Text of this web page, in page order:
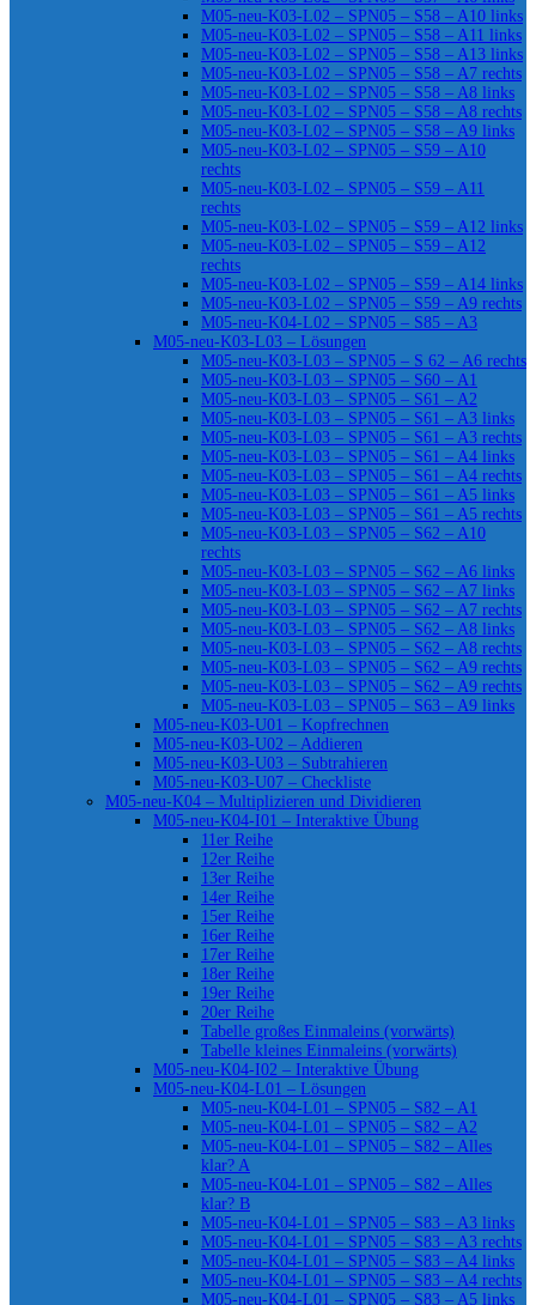
M05-neu-K03-L02 – SPN05 – S58 – A10 links
M05-neu-K03-L02 – SPN05 – S58 – A11 links
M05-neu-K03-L02 – SPN05 – S58 – A13 links
M05-neu-K03-L02 – SPN05 – S58 – A7 rechts
M05-neu-K03-L02 – SPN05 – S58 – A8 links
M05-neu-K03-L02 – SPN05 – S58 – A8 rechts
M05-neu-K03-L02 – SPN05 – S58 – A9 links
M05-neu-K03-L02 – SPN05 – S59 – A10
rechts
M05-neu-K03-L02 – SPN05 – S59 – A11
rechts
M05-neu-K03-L02 – SPN05 – S59 – A12 links
M05-neu-K03-L02 – SPN05 – S59 – A12
rechts
M05-neu-K03-L02 – SPN05 – S59 – A14 links
M05-neu-K03-L02 – SPN05 – S59 – A9 rechts
M05-neu-K04-L02 – SPN05 – S85 – A3
M05-neu-K03-L03 – Lösungen
M05-neu-K03-L03 – SPN05 – S 62 – A6 rechts
M05-neu-K03-L03 – SPN05 – S60 – A1
M05-neu-K03-L03 – SPN05 – S61 – A2
M05-neu-K03-L03 – SPN05 – S61 – A3 links
M05-neu-K03-L03 – SPN05 – S61 – A3 rechts
M05-neu-K03-L03 – SPN05 – S61 – A4 links
M05-neu-K03-L03 – SPN05 – S61 – A4 rechts
M05-neu-K03-L03 – SPN05 – S61 – A5 links
M05-neu-K03-L03 – SPN05 – S61 – A5 rechts
M05-neu-K03-L03 – SPN05 – S62 – A10
rechts
M05-neu-K03-L03 – SPN05 – S62 – A6 links
M05-neu-K03-L03 – SPN05 – S62 – A7 links
M05-neu-K03-L03 – SPN05 – S62 – A7 rechts
M05-neu-K03-L03 – SPN05 – S62 – A8 links
M05-neu-K03-L03 – SPN05 – S62 – A8 rechts
M05-neu-K03-L03 – SPN05 – S62 – A9 rechts
M05-neu-K03-L03 – SPN05 – S62 – A9 rechts
M05-neu-K03-L03 – SPN05 – S63 – A9 links
M05-neu-K03-U01 – Kopfrechnen
M05-neu-K03-U02 – Addieren
M05-neu-K03-U03 – Subtrahieren
M05-neu-K03-U07 – Checkliste
M05-neu-K04 – Multiplizieren und Dividieren
M05-neu-K04-I01 – Interaktive Übung
11er Reihe
12er Reihe
13er Reihe
14er Reihe
15er Reihe
16er Reihe
17er Reihe
18er Reihe
19er Reihe
20er Reihe
Tabelle großes Einmaleins (vorwärts)
Tabelle kleines Einmaleins (vorwärts)
M05-neu-K04-I02 – Interaktive Übung
M05-neu-K04-L01 – Lösungen
M05-neu-K04-L01 – SPN05 – S82 – A1
M05-neu-K04-L01 – SPN05 – S82 – A2
M05-neu-K04-L01 – SPN05 – S82 – Alles
klar? A
M05-neu-K04-L01 – SPN05 – S82 – Alles
klar? B
M05-neu-K04-L01 – SPN05 – S83 – A3 links
M05-neu-K04-L01 – SPN05 – S83 – A3 rechts
M05-neu-K04-L01 – SPN05 – S83 – A4 links
M05-neu-K04-L01 – SPN05 – S83 – A4 rechts
M05-neu-K04-L01 – SPN05 – S83 – A5 links